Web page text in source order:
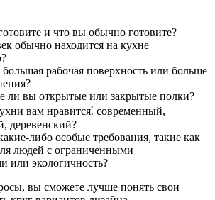
и что вы обычно готовите?
обычно находится на кухне
рабочая поверхность или больше
ли вы открытые или закрытые полки?
вам нравится⁚ современный,
деревенский?
либо особые требования, такие как
людей с ограниченными
или экологичность?
вы сможете лучше понять свои